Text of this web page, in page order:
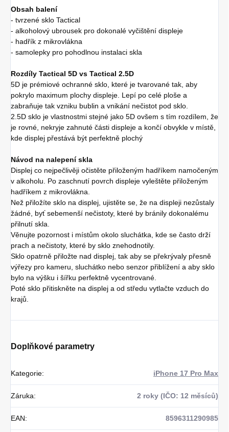
Obsah balení
- tvrzené sklo Tactical
- alkoholový ubrousek pro dokonalé vyčištění displeje
- hadřík z mikrovlákna
- samolepky pro pohodlnou instalaci skla
Rozdíly Tactical 5D vs Tactical 2.5D
5D je prémiové ochranné sklo, které je tvarované tak, aby
pokrylo maximum plochy displeje. Lepí po celé ploše a
zabraňuje tak vzniku bublin a vnikání nečistot pod sklo.
2.5D sklo je vlastnostmi stejné jako 5D ovšem s tím rozdílem, že
je rovné, nekryje zahnuté části displeje a končí obvykle v místě,
kde displej přestává být perfektně plochý
Návod na nalepení skla
Displej co nejpečlivěji očistěte přiloženým hadříkem namočeným
v alkoholu. Po zaschnutí povrch displeje vyleštěte přiloženým
hadříkem z mikrovlákna.
Než přiložíte sklo na displej, ujistěte se, že na displeji nezůstaly
žádné, byť sebemenší nečistoty, které by bránily dokonalému
přilnutí skla.
Věnujte pozornost i místům okolo sluchátka, kde se často drží
prach a nečistoty, které by sklo znehodnotily.
Sklo opatrně přiložte nad displej, tak aby se překrývaly přesně
výřezy pro kameru, sluchátko nebo senzor přiblížení a aby sklo
bylo na výšku i šířku perfektně vycentrované.
Poté sklo přitiskněte na displej a od středu vytlačte vzduch do
krajů.
Doplňkové parametry
Kategorie: iPhone 17 Pro Max
Záruka: 2 roky (IČO: 12 měsíců)
EAN: 8596311290985